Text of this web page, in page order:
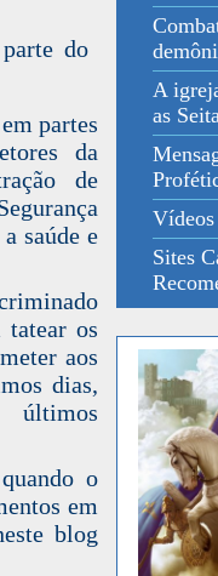
do
partes
da
de
saúde e
tatear os
aos
dias,
o
em
blog
A
as
Sites